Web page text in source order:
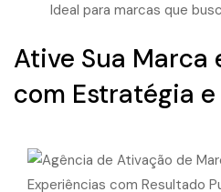
Ideal para marcas que
Ative Sua Marca
com Estratégia